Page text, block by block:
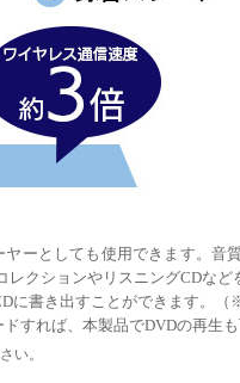
ーとしても使用できます。音
クションやリスニングCDなど
に書き出すことができます。（
すれば、本製品でDVDの再生も
い。